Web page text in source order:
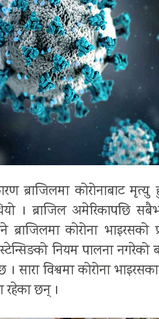
ब्राजिलमा कोरोनाबाट
। ब्राजिल अमेरिकापछि
कोरोना
नियम पालना नगरेको
। सारा विश्वमा कोरोना
रहेका छन् ।